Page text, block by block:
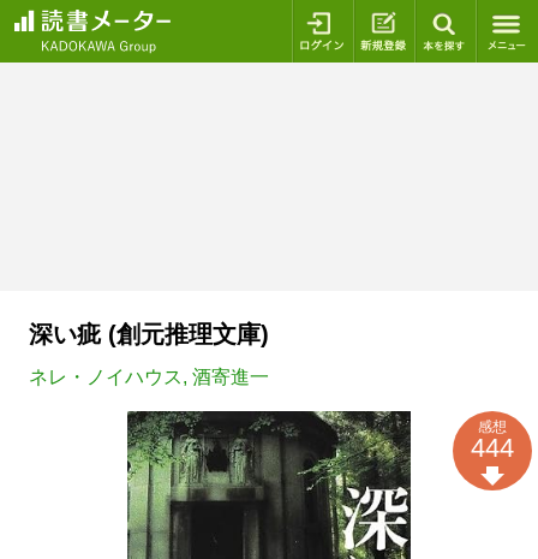
ログイン 新規登録
深い疵 (創元推理文庫)
ネレ・ノイハウス, 酒寄進一
感想
444